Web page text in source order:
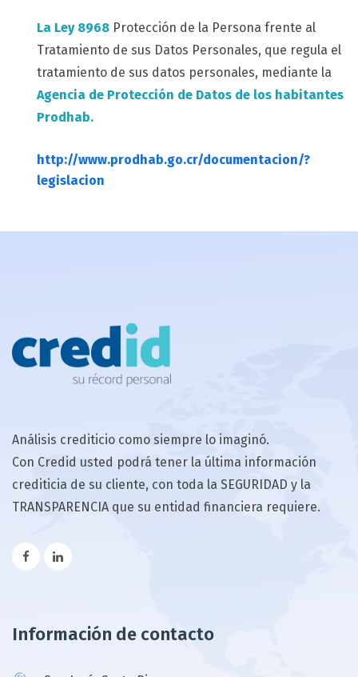
La Ley 8968 Protección de la Persona frente al
Tratamiento de sus Datos Personales, que regula el
tratamiento de sus datos personales, mediante la
Agencia de Protección de Datos de los habitantes
Prodhab.
http://www.prodhab.go.cr/documentacion/?
legislacion
Análisis crediticio como siempre lo imaginó.
Con Credid usted podrá tener la última información
crediticia de su cliente, con toda la SEGURIDAD y la
TRANSPARENCIA que su entidad financiera requiere.
Información de contacto